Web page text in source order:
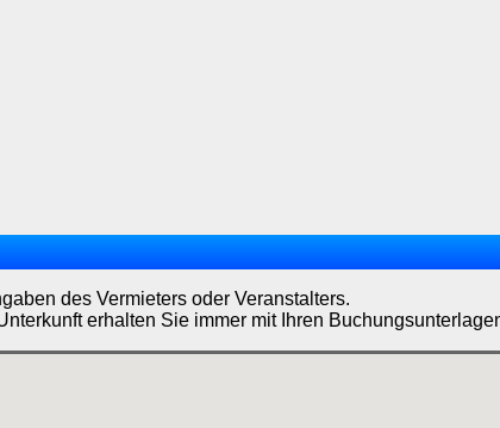
des Vermieters oder Veranstalters.
erhalten Sie immer mit Ihren